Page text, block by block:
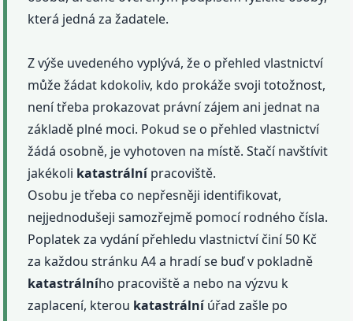
která jedná za žadatele.
Z výše uvedeného vyplývá, že o přehled vlastnictví
může žádat kdokoliv, kdo prokáže svoji totožnost,
není třeba prokazovat právní zájem ani jednat na
základě plné moci. Pokud se o přehled vlastnictví
žádá osobně, je vyhotoven na místě. Stačí navštívit
jakékoli katastrálnípracoviště.
Osobu je třeba co nepřesněji identifikovat,
nejjednodušeji samozřejmě pomocí rodného čísla.
Poplatek za vydání přehledu vlastnictví činí 50 Kč
za každou stránku A4 a hradí se buď v pokladně
katastrálního pracoviště a nebo na výzvu k
zaplacení, kterou katastrálníúřad zašle po